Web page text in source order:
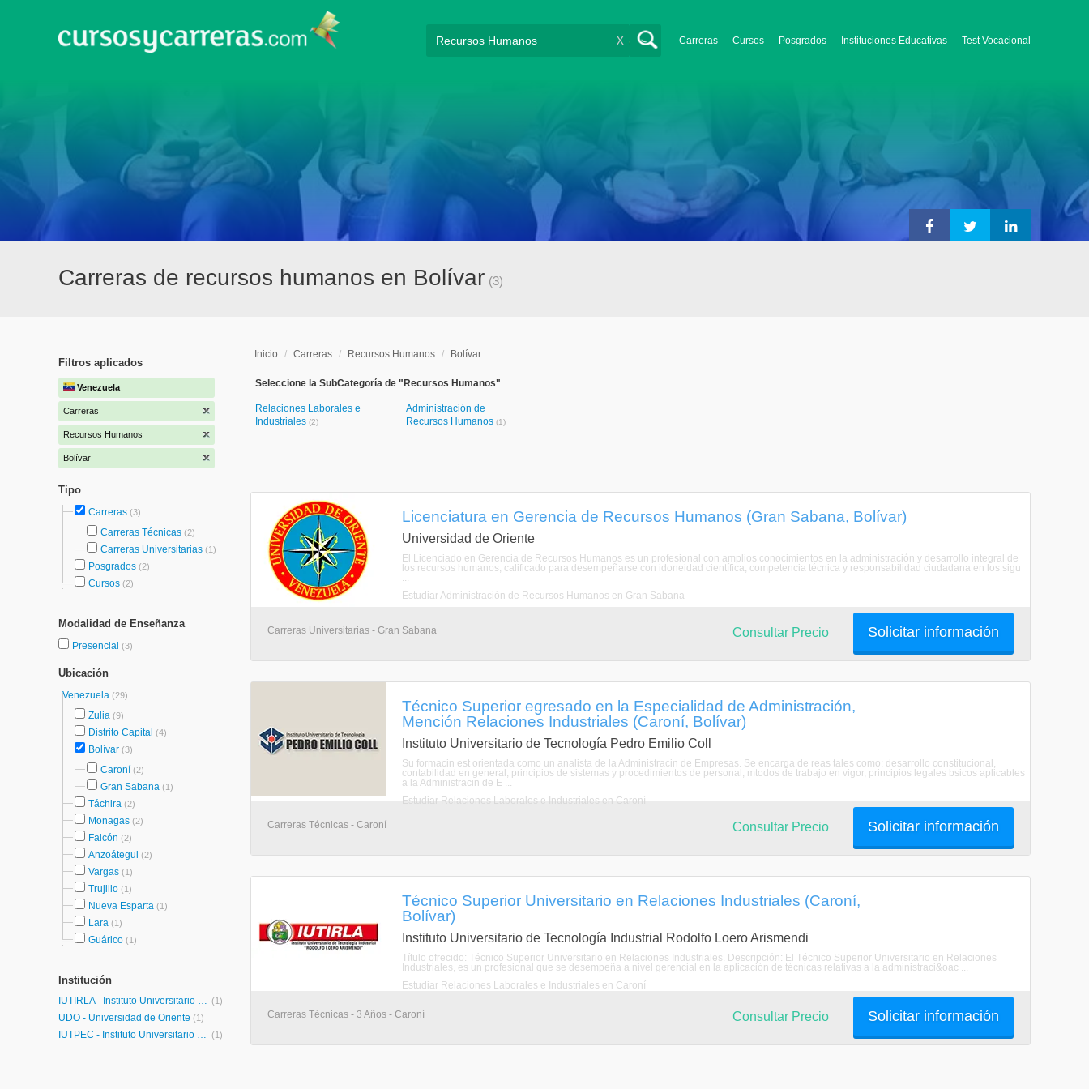
Carreras Cursos Posgrados Instituciones Educativas Test Vocacional
X
Carreras de recursos humanos en Bolívar (3)
Filtros aplicados
Venezuela
Carreras
Recursos Humanos
Bolívar
Tipo
Carreras (3)
Carreras Técnicas (2)
Carreras Universitarias (1)
Posgrados (2)
Cursos (2)
Modalidad de Enseñanza
Presencial (3)
Ubicación
Venezuela (29)
Zulia (9)
Distrito Capital (4)
Bolívar (3)
Caroní (2)
Gran Sabana (1)
Táchira (2)
Monagas (2)
Falcón (2)
Anzoátegui (2)
Vargas (1)
Trujillo (1)
Nueva Esparta (1)
Lara (1)
Guárico (1)
Institución
IUTIRLA - Instituto Universitario de Tecnología Industrial Rodolfo Loero Arismendi (1)
UDO - Universidad de Oriente (1)
IUTPEC - Instituto Universitario de Tecnología Pedro Emilio Coll (1)
Inicio / Carreras / Recursos Humanos / Bolívar
Seleccione la SubCategoría de "Recursos Humanos"
Relaciones Laborales e
Industriales (2)
Administración de
Recursos Humanos (1)
Licenciatura en Gerencia de Recursos Humanos (Gran Sabana, Bolívar)
Universidad de Oriente
El Licenciado en Gerencia de Recursos Humanos es un profesional con amplios conocimientos en la administración y desarrollo integral de
los recursos humanos, calificado para desempeñarse con idoneidad científica, competencia técnica y responsabilidad ciudadana en los sigu
...
Estudiar Administración de Recursos Humanos en Gran Sabana
Carreras Universitarias - Gran Sabana Solicitar información
Consultar Precio
Técnico Superior egresado en la Especialidad de Administración,
Mención Relaciones Industriales (Caroní, Bolívar)
Instituto Universitario de Tecnología Pedro Emilio Coll
Su formacin est orientada como un analista de la Administracin de Empresas. Se encarga de reas tales como: desarrollo constitucional,
contabilidad en general, principios de sistemas y procedimientos de personal, mtodos de trabajo en vigor, principios legales bsicos aplicables
a la Administracin de E ...
Estudiar Relaciones Laborales e Industriales en Caroní
Carreras Técnicas - Caroní Solicitar información
Consultar Precio
Técnico Superior Universitario en Relaciones Industriales (Caroní,
Bolívar)
Instituto Universitario de Tecnología Industrial Rodolfo Loero Arismendi
Título ofrecido: Técnico Superior Universitario en Relaciones Industriales. Descripción: El Técnico Superior Universitario en Relaciones
Industriales, es un profesional que se desempeña a nivel gerencial en la aplicación de técnicas relativas a la administraci&oac ...
Estudiar Relaciones Laborales e Industriales en Caroní
Carreras Técnicas - 3 Años - Caroní Solicitar información
Consultar Precio